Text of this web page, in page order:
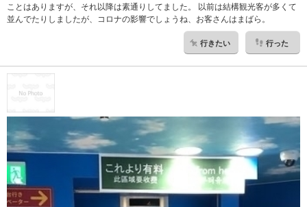
ことはありますが、それ以降は素通りしてました。 以前は結構観光客が多くて
並んでたりしましたが、コロナの影響でしょうね、お客さんはまばら。
行きたい 行った